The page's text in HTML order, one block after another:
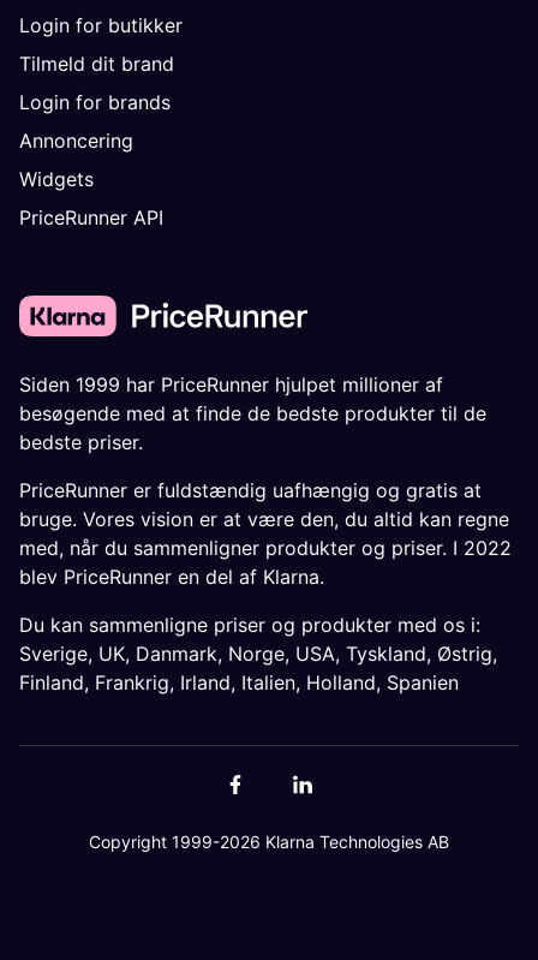
Login for butikker
Tilmeld dit brand
Login for brands
Annoncering
Widgets
PriceRunner API
Siden 1999 har PriceRunner hjulpet millioner af
besøgende med at finde de bedste produkter til de
bedste priser.
PriceRunner er fuldstændig uafhængig og gratis at
bruge. Vores vision er at være den, du altid kan regne
med, når du sammenligner produkter og priser. I 2022
blev PriceRunner en del af Klarna.
Du kan sammenligne priser og produkter med os i:
Sverige, UK, Danmark, Norge, USA, Tyskland, Østrig,
Finland, Frankrig, Irland, Italien, Holland, Spanien
Copyright 1999-2026 Klarna Technologies AB